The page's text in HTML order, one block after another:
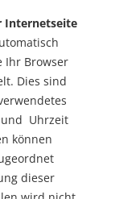
Internetseite
Ihr Browser
Dies sind
und Uhrzeit
können
dieser